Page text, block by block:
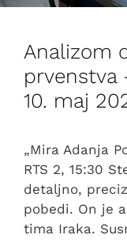
Analizom
prvenstva
10. maj
„Mira Adanja
RTS 2, 15:30
detaljno,
pobedi. On je
tima Iraka.